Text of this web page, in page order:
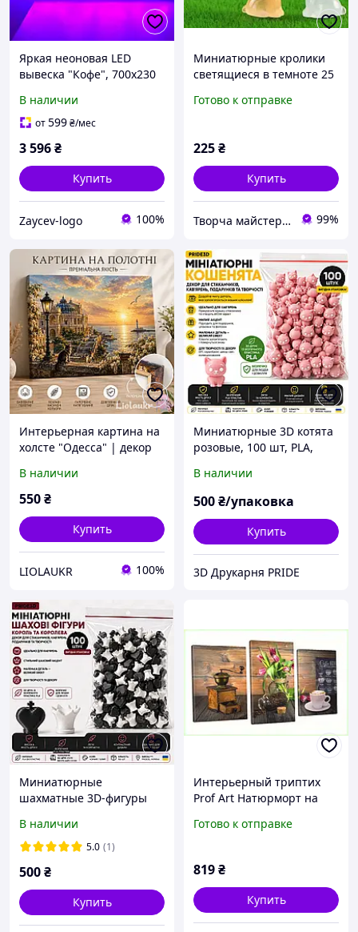
Яркая неоновая LED
вывеска "Кофе", 700х230
кофейни и бизнеса
В наличии
от599₴/мес
3 596₴
Купить
Zaycev-logo 100%
Миниатюрные кролики
светящиеся в темноте 25
кофеен
Готово к отправке
225₴
Купить
Творча майстерня "WoollyFox" 99%
Интерьерная картина на
холсте "Одесса" | декор
Подарок одеситу 30-40см
В наличии
550₴
Купить
LIOLAUKR 100%
Миниатюрные 3D котята
розовые, 100 шт, PLA,
кофеен, подарков и DIY
В наличии
500₴/упаковка
Купить
3D Друкарня PRIDE
Миниатюрные
шахматные 3D-фигуры
мм, 100 шт, PLA, декор
для стаканчиков и кофеен
В наличии
5.0 (1)
500₴
Купить
Интерьерный триптих
Prof Art Натюрморт на
12P2534MX3
Готово к отправке
819₴
Купить